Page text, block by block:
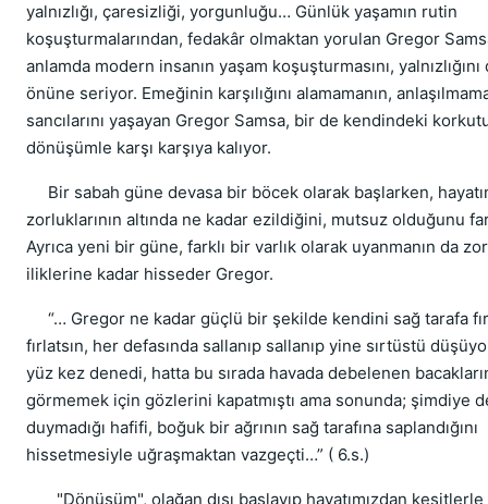
yalnızlığı, çaresizliği, yorgunluğu… Günlük yaşamın rutin
koşuşturmalarından, fedakâr olmaktan yorulan Gregor
anlamda modern insanın yaşam koşuşturmasını,
önüne seriyor. Emeğinin karşılığını alamamanın,
sancılarını yaşayan Gregor Samsa, bir de kendindeki
dönüşümle karşı karşıya kalıyor.
Bir sabah güne devasa bir böcek olarak başlarken,
zorluklarının altında ne kadar ezildiğini, mutsuz olduğunu
Ayrıca yeni bir güne, farklı bir varlık olarak uyanmanın da
iliklerine kadar hisseder Gregor.
“… Gregor ne kadar güçlü bir şekilde kendini sağ tarafa
fırlatsın, her defasında sallanıp sallanıp yine sırtüstü
yüz kez denedi, hatta bu sırada havada debelenen
görmemek için gözlerini kapatmıştı ama sonunda; şimdiye
duymadığı hafifi, boğuk bir ağrının sağ tarafına saplandığını
hissetmesiyle uğraşmaktan vazgeçti…” ( 6.s.)
"Dönüşüm", olağan dışı başlayıp hayatımızdan